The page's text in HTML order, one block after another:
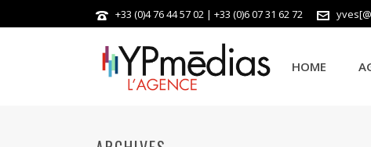
+33 (0)4 76 44 57 02 | +33 (0)6 07 31 62 72
HOME